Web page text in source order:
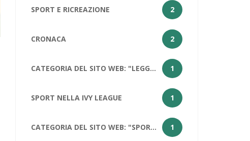
SPORT E RICREAZIONE 2
CRONACA 2
CATEGORIA DEL SITO WEB: "LEGGENDE DELLA PALLACANESTRO: LEBRON JAMES 1
SPORT NELLA IVY LEAGUE 1
CATEGORIA DEL SITO WEB: "SPORT DELLA CALIFORNIA 1